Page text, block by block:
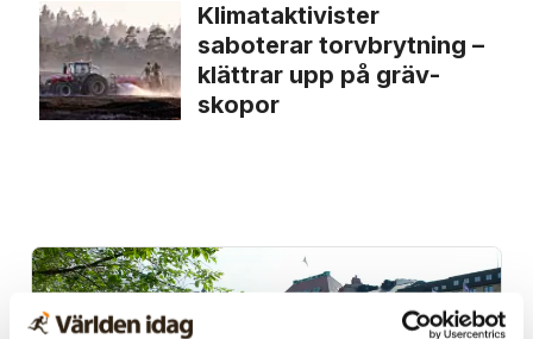
Klimat­aktivister
saboterar torv­brytning –
klättrar upp på gräv­
skopor